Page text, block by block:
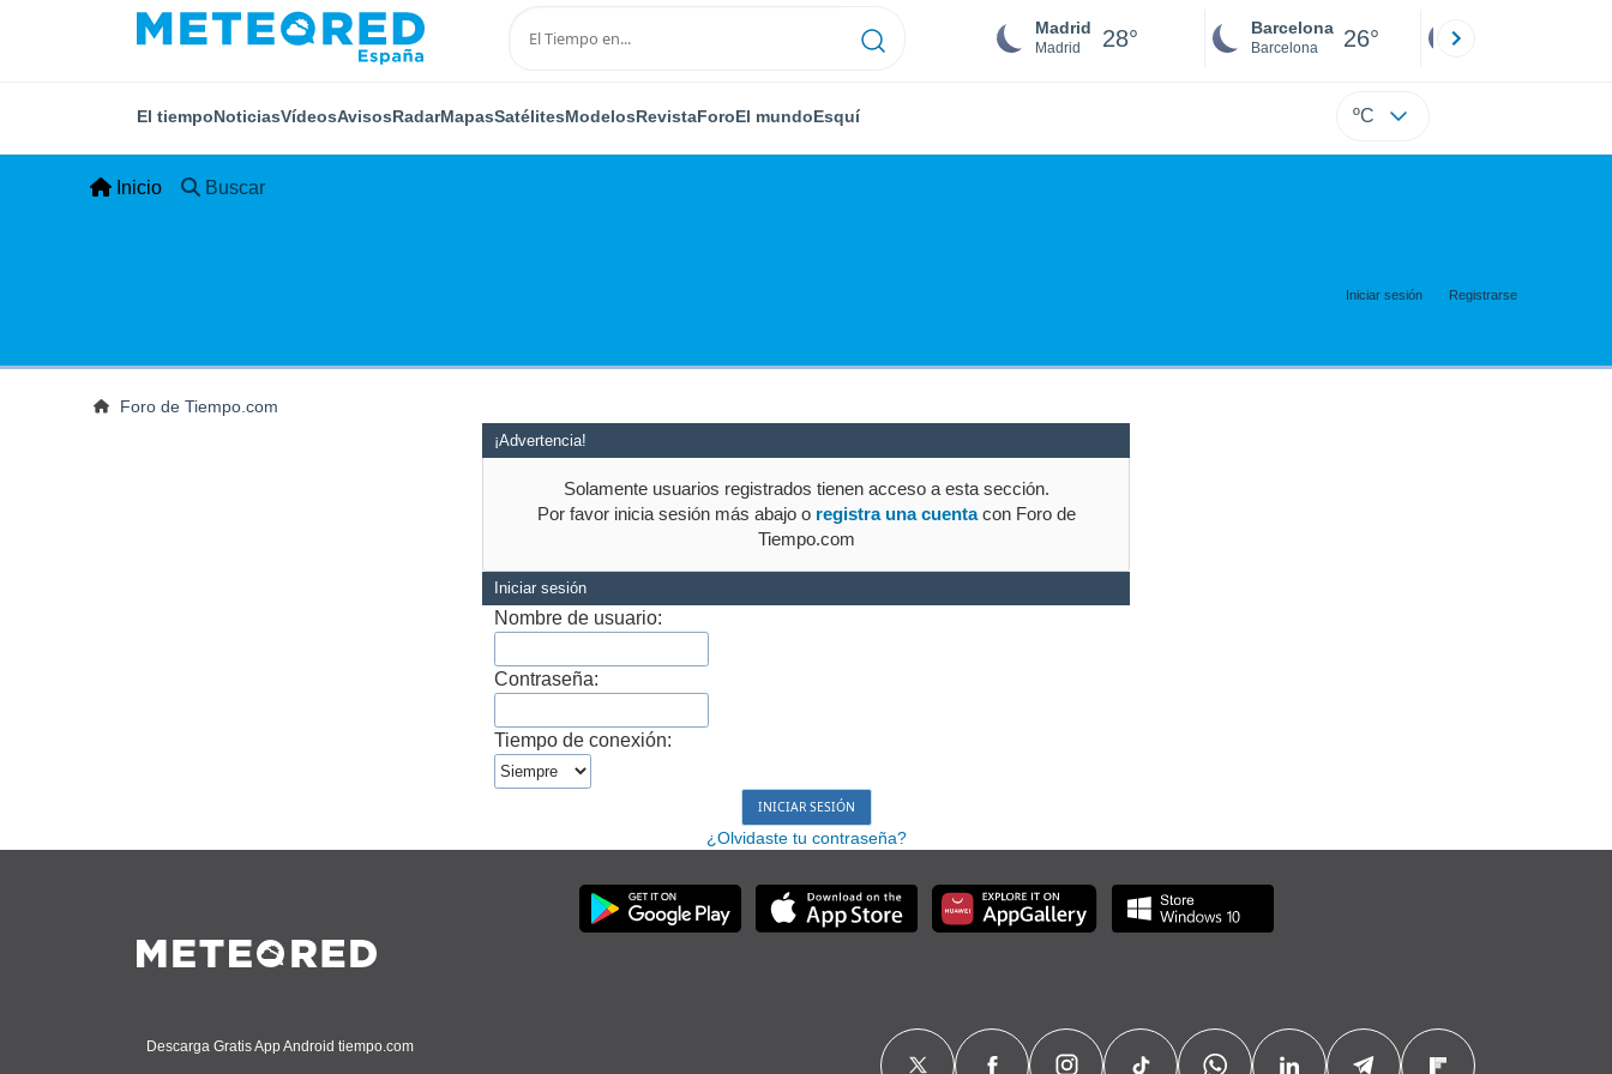
Madrid
Madrid 28° Barcelona
Barcelona 26°
El tiempoNoticiasVídeosAvisosRadarMapasSatélitesModelosRevistaForoEl mundoEsquí ºC
Inicio Buscar
Iniciar sesión Registrarse
Foro de Tiempo.com
¡Advertencia!
Solamente usuarios registrados tienen acceso a esta sección.
Por favor inicia sesión más abajo o registra una cuentacon Foro de
Tiempo.com
Iniciar sesión
Nombre de usuario:
Contraseña:
Tiempo de conexión:
¿Olvidaste tu contraseña?
Descarga Gratis App Android tiempo.com